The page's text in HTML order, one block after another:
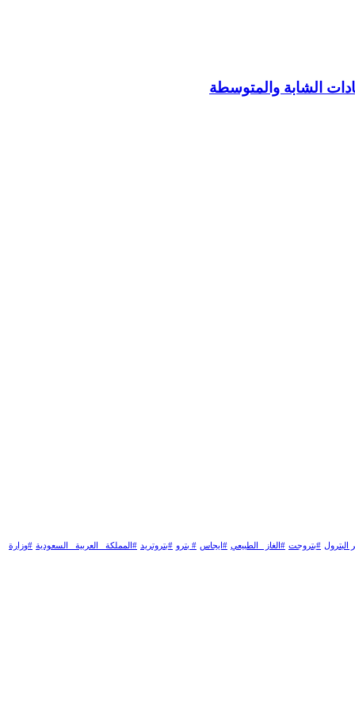
البترول #بتروجت #الغاز _الطبيعي #ايجاس # بترو #بتروتريد #المملكة _العربية _السعودية #وزارة